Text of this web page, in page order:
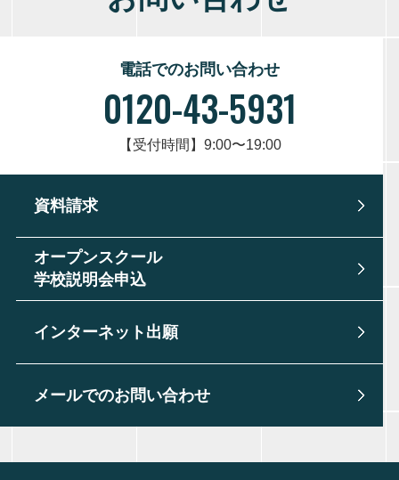
電話でのお問い合わせ
0120-43-5931
【受付時間】9:00〜19:00
資料請求
オープンスクール
学校説明会申込
インターネット出願
メールでのお問い合わせ